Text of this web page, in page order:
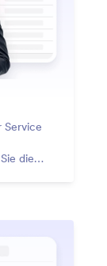
Service
die